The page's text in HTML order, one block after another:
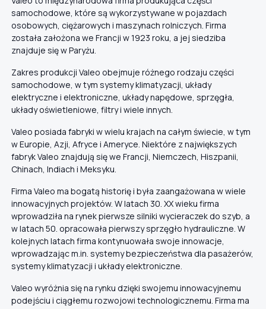
samochodowe, które są wykorzystywane w pojazdach
osobowych, ciężarowych i maszynach rolniczych. Firma
została założona we Francji w 1923 roku, a jej siedziba
znajduje się w Paryżu.
Zakres produkcji Valeo obejmuje różnego rodzaju części
samochodowe, w tym systemy klimatyzacji, układy
elektryczne i elektroniczne, układy napędowe, sprzęgła,
układy oświetleniowe, filtry i wiele innych.
Valeo posiada fabryki w wielu krajach na całym świecie, w tym
w Europie, Azji, Afryce i Ameryce. Niektóre z największych
fabryk Valeo znajdują się we Francji, Niemczech, Hiszpanii,
Chinach, Indiach i Meksyku.
Firma Valeo ma bogatą historię i była zaangażowana w wiele
innowacyjnych projektów. W latach 30. XX wieku firma
wprowadziła na rynek pierwsze silniki wycieraczek do szyb, a
w latach 50. opracowała pierwszy sprzęgło hydrauliczne. W
kolejnych latach firma kontynuowała swoje innowacje,
wprowadzając m.in. systemy bezpieczeństwa dla pasażerów,
systemy klimatyzacji i układy elektroniczne.
Valeo wyróżnia się na rynku dzięki swojemu innowacyjnemu
podejściu i ciągłemu rozwojowi technologicznemu. Firma ma